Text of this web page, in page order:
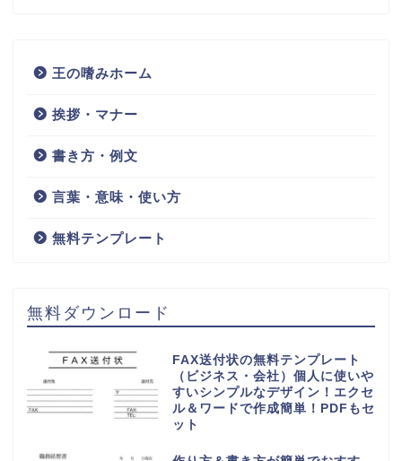
王の嗜みホーム
挨拶・マナー
書き方・例文
言葉・意味・使い方
無料テンプレート
無料ダウンロード
FAX送付状の無料テンプレート
（ビジネス・会社）個人に使いや
すいシンプルなデザイン！エクセ
ル＆ワードで作成簡単！PDFもセ
ット